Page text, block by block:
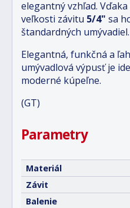
elegantný vzhľad.
veľkosti závitu 5/4" sa
štandardných umývadiel.
Elegantná, funkčná a
umývadlová výpusť je
moderné kúpeľne.
(GT)
Parametry
Materiál
Závit
Balenie